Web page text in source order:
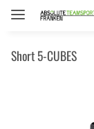
Short 5-CUBES